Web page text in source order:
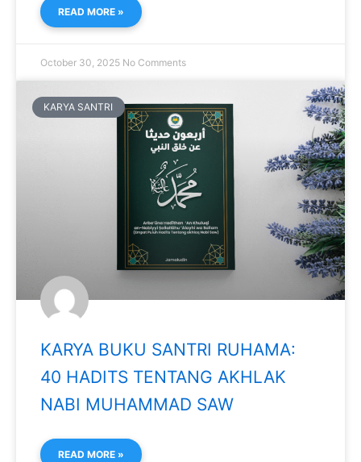
READ MORE »
October 30, 2025 No Comments
KARYA SANTRI
KARYA BUKU SANTRI RUHAMA:
40 HADITS TENTANG AKHLAK
NABI MUHAMMAD SAW
READ MORE »